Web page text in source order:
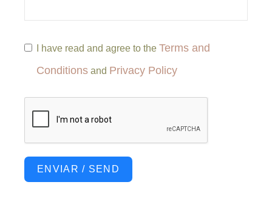
I have read and agree to the Terms and
Conditions and Privacy Policy
ENVIAR / SEND